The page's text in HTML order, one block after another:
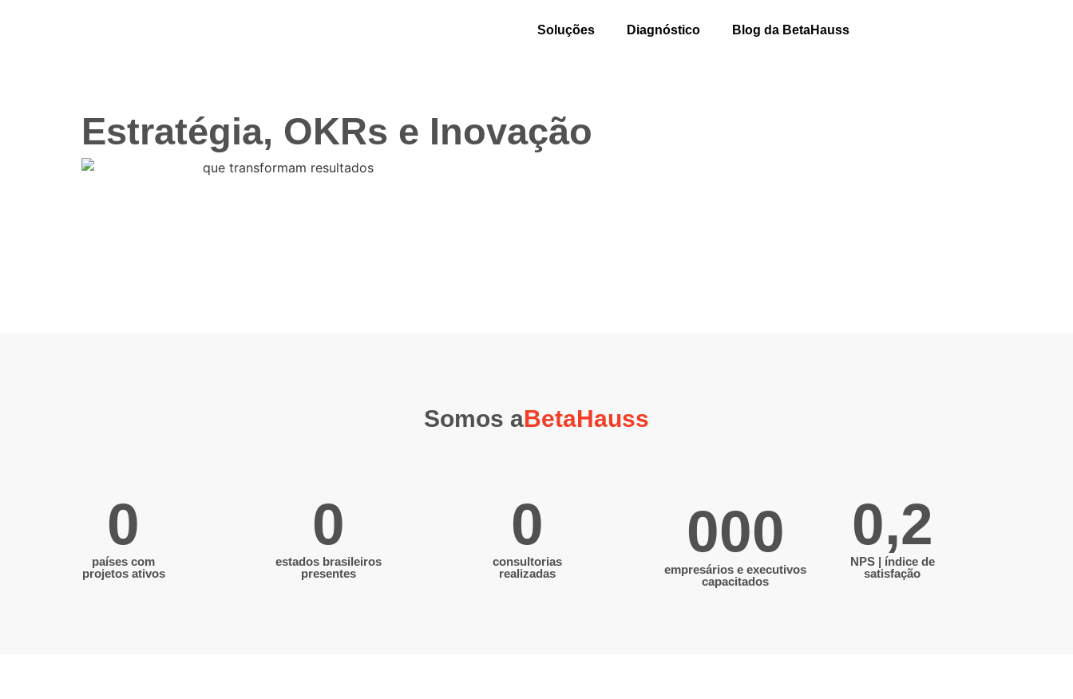
Soluções Diagnóstico Blog da BetaHauss
Estratégia, OKRs e Inovação
Somos aBetaHauss
0
países com
projetos ativos
0
estados brasileiros
presentes
0
consultorias
realizadas
000
empresários e executivos
capacitados
0,2
NPS | índice de
satisfação